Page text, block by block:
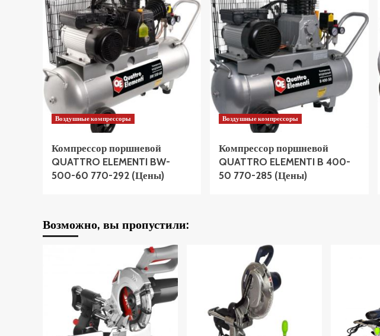
Воздушные компрессоры
Компрессор поршневой
QUATTRO ELEMENTI BW-
500-60 770-292 (Цены)
Воздушные компрессоры
Компрессор поршневой
QUATTRO ELEMENTI B 400-
50 770-285 (Цены)
Возможно, вы пропустили: